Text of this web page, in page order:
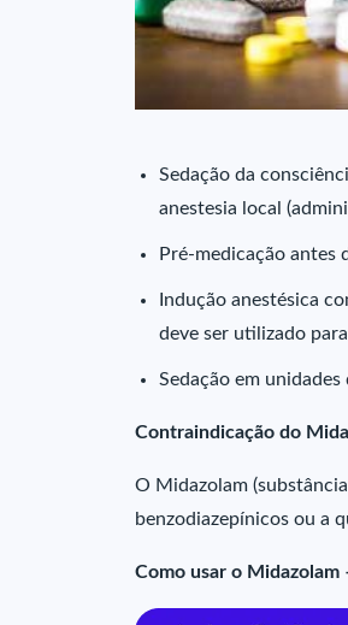
Sedação da
anestesia local
Pré-medicação antes
Indução anestésica
deve ser utilizado
Sedação em
Contraindicação do
O Midazolam
benzodiazepínicos ou a
Como usar o Midazolam